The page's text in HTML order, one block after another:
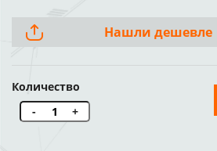
Нашли дешевле
Количество
-
+